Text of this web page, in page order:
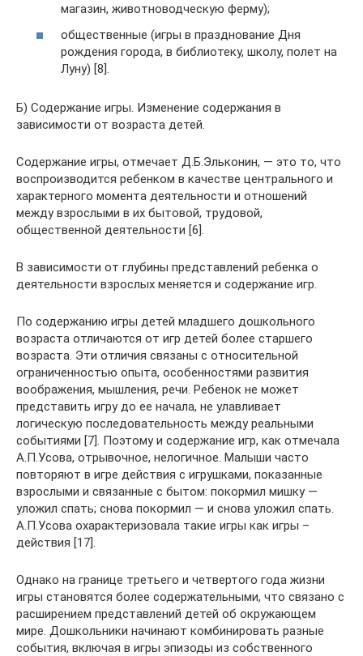
магазин, животноводческую ферму);
общественные (игры в празднование Дня
рождения города, в библиотеку, школу, полет на
Луну) [8].
Б) Содержание игры. Изменение содержания в
зависимости от возраста детей.
Содержание игры, отмечает Д.Б.Эльконин, — это то, что
воспроизводится ребенком в качестве центрального и
характерного момента деятельности и отношений
между взрослыми в их бытовой, трудовой,
общественной деятельности [6].
В зависимости от глубины представлений ребенка о
деятельности взрослых меняется и содержание игр.
По содержанию игры детей младшего дошкольного
возраста отличаются от игр детей более старшего
возраста. Эти отличия связаны с относительной
ограниченностью опыта, особенностями развития
воображения, мышления, речи. Ребенок не может
представить игру до ее начала, не улавливает
логическую последовательность между реальными
событиями [7]. Поэтому и содержание игр, как отмечала
А.П.Усова, отрывочное, нелогичное. Малыши часто
повторяют в игре действия с игрушками, показанные
взрослыми и связанные с бытом: покормил мишку —
уложил спать; снова покормил — и снова уложил спать.
А.П.Усова охарактеризовала такие игры как игры –
действия [17].
Однако на границе третьего и четвертого года жизни
игры становятся более содержательными, что связано с
расширением представлений детей об окружающем
мире. Дошкольники начинают комбинировать разные
события, включая в игры эпизоды из собственного